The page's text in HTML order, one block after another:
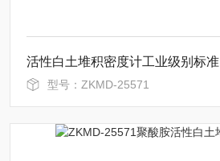
活性白土堆积密度计工业级别标准
型号：ZKMD-25571